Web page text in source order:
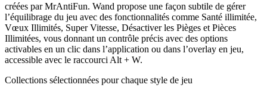
créées par MrAntiFun. Wand propose une façon subtile de gérer
l’équilibrage du jeu avec des fonctionnalités comme Santé illimitée,
Vœux Illimités, Super Vitesse, Désactiver les Pièges et Pièces
Illimitées, vous donnant un contrôle précis avec des options
activables en un clic dans l’application ou dans l’overlay en jeu,
accessible avec le raccourci Alt + W.
Collections sélectionnées pour chaque style de jeu